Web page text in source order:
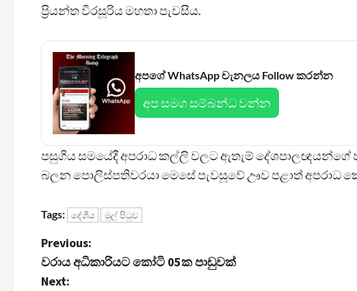
ප්‍රියන්ත වීරසූරිය මහතා පැවසීය.
අපගේ WhatsApp චැනලය Follow කරන්න
අප සමග සම්බන්ධ වන්න
පසුගිය සමයේදී අපරාධ කල්ලි වලට ඇතැම් දේශපාලඥයන්ගේ
බලන පොලිස්පතිවරයා මෙසේ පැවසූවේ ඌව පළාත් අපරාධ
Tags: දේශීය මුල් පිටුව
P
o
Previous:
වරාය අධිකාරියට කෝටි 05ක පාඩුවක්
Next: